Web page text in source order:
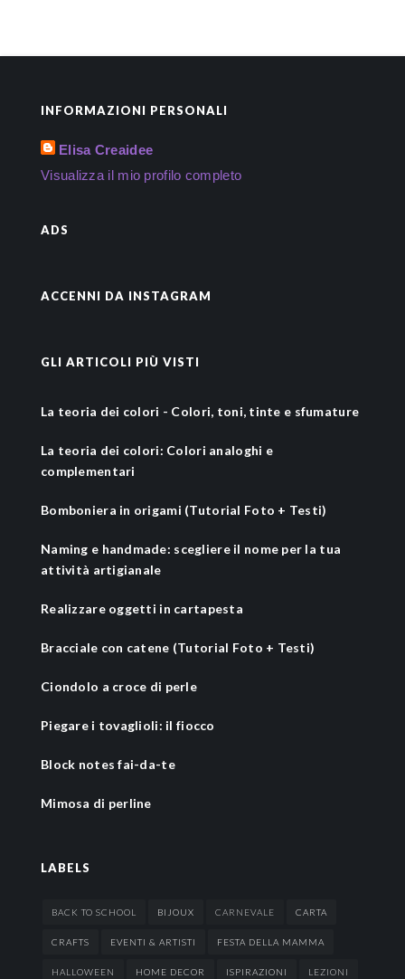
INFORMAZIONI PERSONALI
Elisa Creaidee
Visualizza il mio profilo completo
ADS
ACCENNI DA INSTAGRAM
GLI ARTICOLI PIÙ VISTI
La teoria dei colori - Colori, toni, tinte e sfumature
La teoria dei colori: Colori analoghi e
complementari
Bomboniera in origami (Tutorial Foto + Testi)
Naming e handmade: scegliere il nome per la tua
attività artigianale
Realizzare oggetti in cartapesta
Bracciale con catene (Tutorial Foto + Testi)
Ciondolo a croce di perle
Piegare i tovaglioli: il fiocco
Block notes fai-da-te
Mimosa di perline
LABELS
BACK TO SCHOOL BIJOUX CARNEVALE CARTA
CRAFTS EVENTI & ARTISTI FESTA DELLA MAMMA
HALLOWEEN HOME DECOR ISPIRAZIONI LEZIONI